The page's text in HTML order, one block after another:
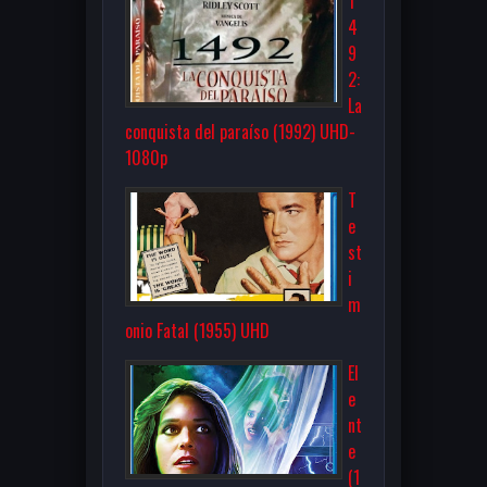
4
9
2:
La
conquista del paraíso (1992) UHD-
1080p
T
e
st
i
m
onio Fatal (1955) UHD
El
e
nt
e
(1